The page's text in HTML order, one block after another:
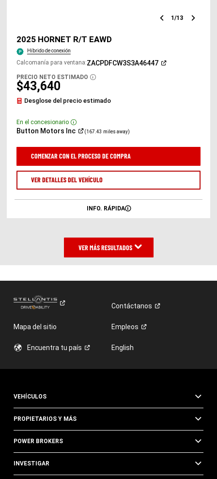
1/13
2025 HORNET R/T EAWD
Híbrido de conexión
Calcomanía para ventana:ZACPDFCW3S3A46447
(Abrir
PRECIO NETO ESTIMADO DISCLOSURE
$43,640
Desglose del precio estimado
En el concesionario Disclosure
Button Motors Inc
(Abrir
en
nueva)
(167.43 miles away)
COMENZAR CON EL PROCESO DE COMPRA
VER DETALLES DEL VEHÍCULO
INFO. RÁPIDA
VER MÁS RESULTADOS
Contáctanos
Mapa del sitio Empleos
Encuentra tu país English
VEHÍCULOS
PROPIETARIOS Y MÁS
POWER BROKERS
INVESTIGAR